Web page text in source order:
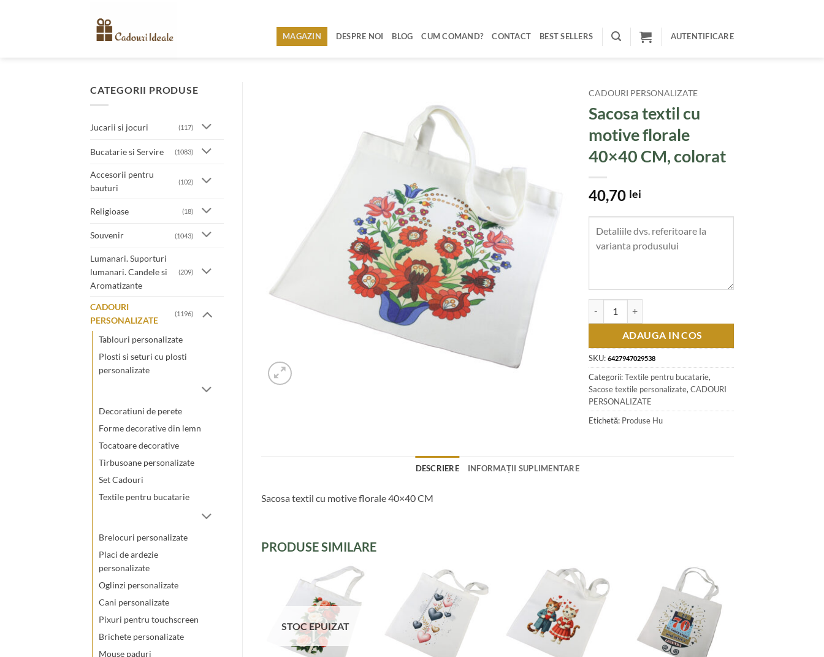
MAGAZIN DESPRE NOI BLOG CUM COMAND? CONTACT BEST SELLERS AUTENTIFICARE
CATEGORII PRODUSE
Jucarii si jocuri (117)
Bucatarie si Servire (1083)
Accesorii pentru
bauturi
(102)
Religioase (18)
Souvenir (1043)
Lumanari. Suporturi
lumanari. Candele si
Aromatizante
(209)
CADOURI
PERSONALIZATE
(1196)
Tablouri personalizate
Plosti si seturi cu plosti
personalizate
Decoratiuni de perete
Forme decorative din lemn
Tocatoare decorative
Tirbusoane personalizate
Set Cadouri
Textile pentru bucatarie
Brelocuri personalizate
Placi de ardezie
personalizate
Oglinzi personalizate
Cani personalizate
Pixuri pentru touchscreen
Brichete personalizate
Mouse paduri
CADOURI PERSONALIZATE
Sacosa textil cu
motive florale
40×40 CM, colorat
40,70 lei
ADAUGA IN COS
SKU: 6427947029538
Categorii:Textile pentru bucatarie,
Sacose textile personalizate,CADOURI
PERSONALIZATE
Etichetă: Produse Hu
DESCRIERE INFORMAȚII SUPLIMENTARE
Sacosa textil cu motive florale 40×40 CM
PRODUSE SIMILARE
STOC EPUIZAT